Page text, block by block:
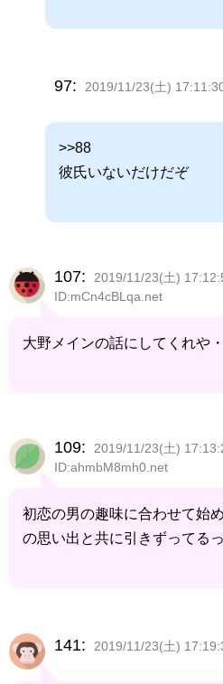
97: 2019/11/23(土)
>>88
彼氏いないだけだぞ
107:
2019/11/23(土)
ID:mCn4cBLqa.net
大野メインの話にしてくれや
109:
2019/11/23(土)
ID:ahmbM8mh0.net
初恋の男の趣味に合わせて始
の思い出と共に引きずってる
141: 2019/11/23(土)